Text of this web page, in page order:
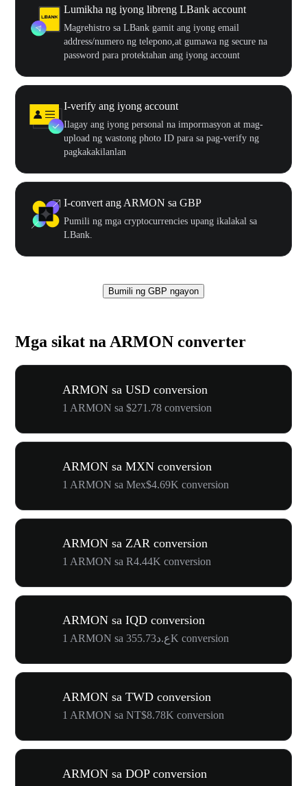
Lumikha ng iyong libreng LBank account
Magrehistro sa LBank gamit ang iyong email
address/numero ng telepono,at gumawa ng secure na
password para protektahan ang iyong account
I-verify ang iyong account
Ilagay ang iyong personal na impormasyon at mag-
upload ng wastong photo ID para sa pag-verify ng
pagkakakilanlan
I-convert ang ARMON sa GBP
Pumili ng mga cryptocurrencies upang ikalakal sa
LBank.
Bumili ng GBP ngayon
Mga sikat na ARMON converter
ARMON sa USD conversion
1 ARMON sa $271.78 conversion
ARMON sa MXN conversion
1 ARMON sa Mex$4.69K conversion
ARMON sa ZAR conversion
1 ARMON sa R4.44K conversion
ARMON sa IQD conversion
1 ARMON sa ع.د355.73K conversion
ARMON sa TWD conversion
1 ARMON sa NT$8.78K conversion
ARMON sa DOP conversion